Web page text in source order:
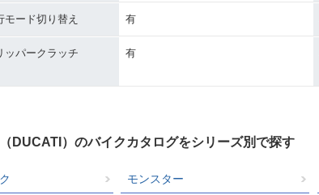
ード切り替え 有
ッパークラッチ 有
（DUCATI）のバイクカタログをシリーズ別で探す
モンスター